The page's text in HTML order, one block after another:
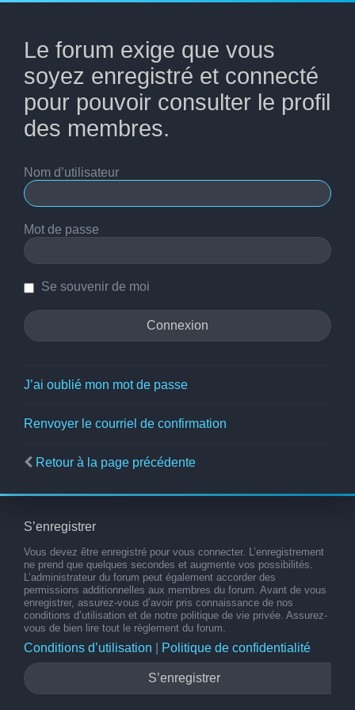
Le forum exige que vous
soyez enregistré et connecté
pour pouvoir consulter le profil
des membres.
Nom d’utilisateur
Mot de passe
Se souvenir de moi
J’ai oublié mon mot de passe
Renvoyer le courriel de confirmation
Retour à la page précédente
S’enregistrer
Vous devez être enregistré pour vous connecter. L’enregistrement
ne prend que quelques secondes et augmente vos possibilités.
L’administrateur du forum peut également accorder des
permissions additionnelles aux membres du forum. Avant de vous
enregistrer, assurez-vous d’avoir pris connaissance de nos
conditions d’utilisation et de notre politique de vie privée. Assurez-
vous de bien lire tout le règlement du forum.
Conditions d’utilisation Politique de confidentialité
S’enregistrer